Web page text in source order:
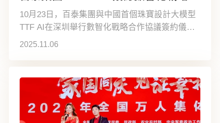
10月23日，百泰集團與中國首個珠寶設計大模型
TTF AI在深圳舉行數智化戰略合作協議簽約儀
式，共同推進人工智能技術在黃金珠寶設計、生
2025.11.06